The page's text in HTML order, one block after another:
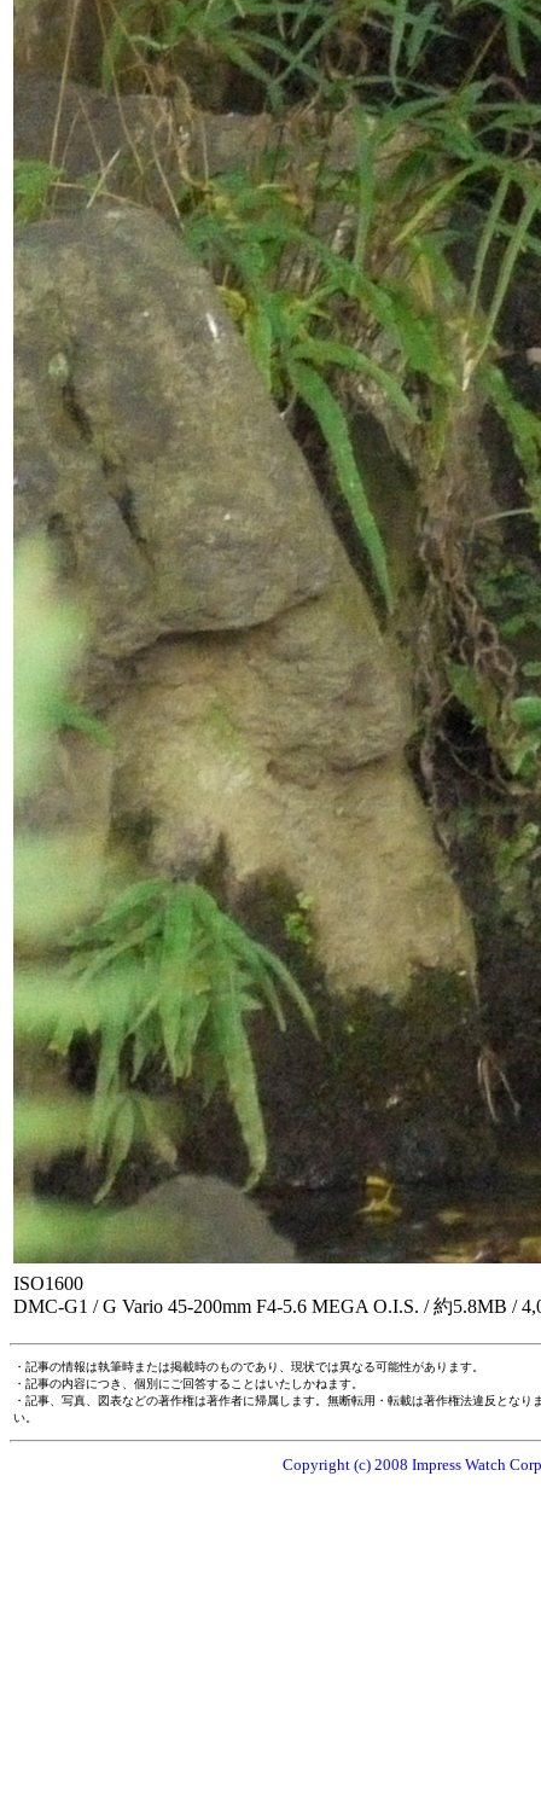
ISO1600
DMC-G1 / G Vario 45-200mm F4-5.6 MEGA O.I.S. / 約5.8MB /
・記事の情報は執筆時または掲載時のものであり、現状では異なる可能性があります。
・記事の内容につき、個別にご回答することはいたしかねます。
・記事、写真、図表などの著作権は著作者に帰属します。無断転用・転載は著作権法違反とな
い。
Copyright (c) 2008 Impress Watch